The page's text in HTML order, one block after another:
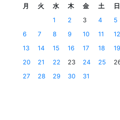
月
火 水 木 金 土
日
1
2 3 4
5
6
7 8 9 10 11
12
13
14 15 16 17 18
19
20
21 22 23 24 25
27
28 29 30 31